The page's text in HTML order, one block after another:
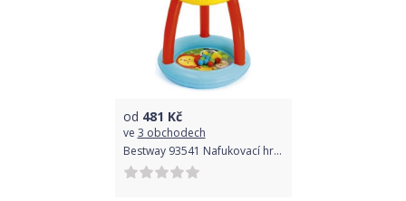
od 481 Kč
ve 3 obchodech
Bestway 93541 Nafukovací hrací centrum Fisher Price s míčky (15ks), 89 cm x 89 cm x 84 cm